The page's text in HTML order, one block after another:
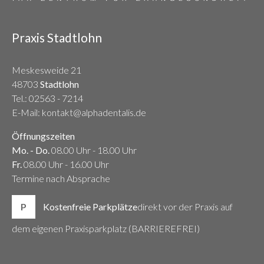
Praxis Stadtlohn
Meskesweide 21
48703 Stadtlohn
Tel.: 02563 - 7214
E-Mail: kontakt@alphadentalis.de
Öffnungszeiten
Mo. - Do. 08.00 Uhr - 18.00 Uhr
Fr. 08.00 Uhr - 16.00 Uhr
Termine nach Absprache
P Kostenfreie Parkplätzedirekt vor der Praxis auf
dem eigenen Praxisparkplatz (BARRIEREFREI)